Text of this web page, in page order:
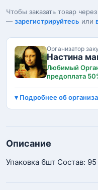
Чтобы заказать товар
— зарегистрируйтесь или
Организатор
Настина
Любимый
предоплата
Подробнее об
Описание
Упаковка 6шт Состав: